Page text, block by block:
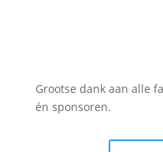
Grootse dank aan alle
én sponsoren.